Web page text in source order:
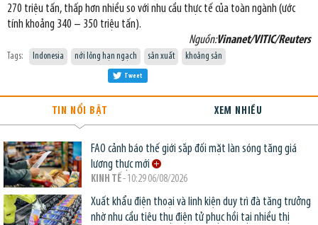
270 triệu tấn, thấp hơn nhiều so với nhu cầu thực tế của toàn ngành (ước
tính khoảng 340 – 350 triệu tấn).
Nguồn:Vinanet/VITIC/Reuters
Tags: Indonesia nới lỏng hạn ngạch sản xuất khoảng sản
Tweet
TIN NỔI BẬT XEM NHIỀU
FAO cảnh báo thế giới sắp đối mặt làn sóng tăng giá
lương thực mới
KINH TẾ- 10:29 06/08/2026
Xuất khẩu điện thoại và linh kiện duy trì đà tăng trưởng
nhờ nhu cầu tiêu thụ điện tử phục hồi tại nhiều thị